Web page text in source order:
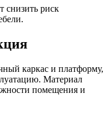
снизить риск
каркас и платформу,
Материал
помещения и